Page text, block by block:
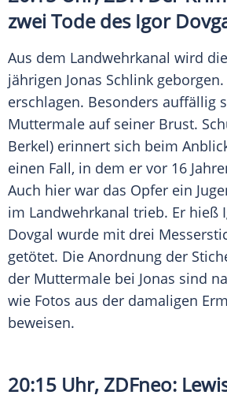
zwei Tode des Igor
Aus dem Landwehrkanal wird
jährigen Jonas Schlink
erschlagen. Besonders auffällig
Muttermale auf seiner Brust.
Berkel) erinnert sich beim
einen Fall, in dem er vor 16
Auch hier war das Opfer ein
im Landwehrkanal trieb. Er hieß
Dovgal wurde mit drei
getötet. Die Anordnung der
der Muttermale bei Jonas sind
wie Fotos aus der damaligen
beweisen.
20:15 Uhr, ZDFneo: